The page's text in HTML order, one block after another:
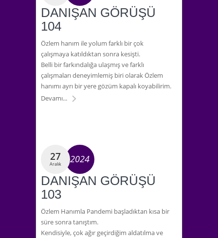
DANIŞAN GÖRÜŞÜ
104
Özlem hanım ile yolum farklı bir çok
çalışmaya katıldıktan sonra kesişti.
Belli bir farkındalığa ulaşmış ve farklı
çalışmaları deneyimlemiş biri olarak Özlem
hanımı ayrı bir yere gözüm kapalı koyabilirim.
Devamı...
27
Aralık 2024
DANIŞAN GÖRÜŞÜ
103
Özlem Hanımla Pandemi başladıktan kısa bir
süre sonra tanıştım.
Kendisiyle, çok ağır geçirdiğim aldatılma ve